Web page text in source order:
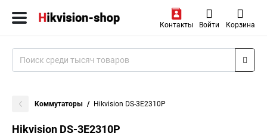
Контакты Войти Корзина
Коммутаторы Hikvision DS-3E2310P
Hikvision DS-3E2310P